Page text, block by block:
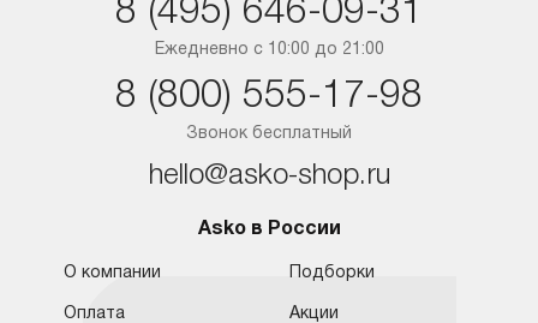
Ростов-на-Дону
Ежедневно с 10:00 до 21:00
8 (495) 646-09-31
Звонок бесплатный
8 (800) 555-17-98
hello@asko-shop.ru
Asko в России
О компании
Оплата
Подборки
Акции